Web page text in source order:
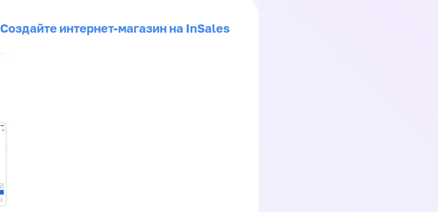
Создайте интернет-магазин на InSales